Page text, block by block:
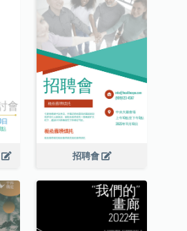
招聘會